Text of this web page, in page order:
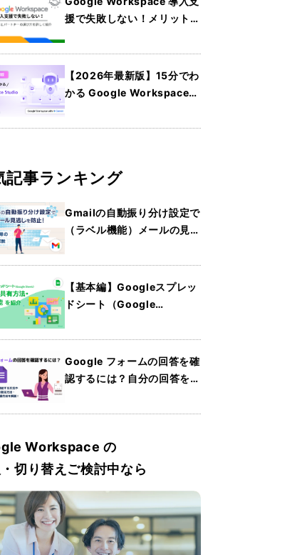
援で失敗しない！メリットと
紹介
【2026年最新版】15分でわ
かる Google Workspace
記事ランキング
Gmailの自動振り分け設定で
（ラベル機能）メールの見逃
も解説
【基本編】Googleスプレッ
ドシート（Google
法・便利機能を紹介
Google フォームの回答を確
認するには？自分の回答を確
定方法・スマホからの確認方
Workspace の
切り替えご検討中なら